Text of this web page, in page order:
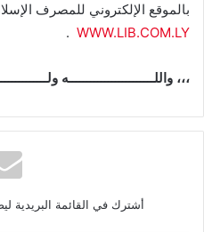
بالموقع الإلكتروني للمصرف
WWW.LIB.COM.LY
.
،،، واللــــــــــــــــــــــــه
أشترك في القائمة البريدية